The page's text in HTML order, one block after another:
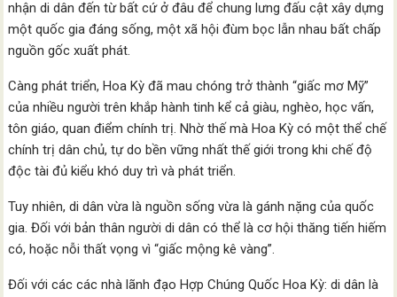
nhận di dân đến từ bất cứ ở đâu để chung lưng đấu cật xây dựng
một quốc gia đáng sống, một xã hội đùm bọc lẫn nhau bất chấp
nguồn gốc xuất phát.
Càng phát triển, Hoa Kỳ đã mau chóng trở thành “giấc mơ Mỹ”
của nhiều người trên khắp hành tinh kể cả giàu, nghèo, học vấn,
tôn giáo, quan điểm chính trị. Nhờ thế mà Hoa Kỳ có một thể chế
chính trị dân chủ, tự do bền vững nhất thế giới trong khi chế độ
độc tài đủ kiểu khó duy trì và phát triển.
Tuy nhiên, di dân vừa là nguồn sống vừa là gánh nặng của quốc
gia. Đối với bản thân người di dân có thể là cơ hội thăng tiến hiếm
có, hoặc nỗi thất vọng vì “giấc mộng kê vàng”.
Đối với các các nhà lãnh đạo Hợp Chúng Quốc Hoa Kỳ: di dân là